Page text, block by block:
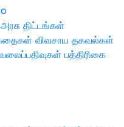
அரசு திட்டங்கள்
விவசாய தகவல்கள்
பத்திரிகை